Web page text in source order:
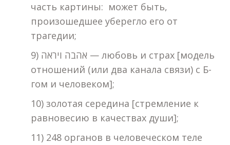
часть картины: может быть,
произошедшее уберегло его от
трагедии;
9) אהבה ויראה — любовь и страх [модель
отношений (или два канала связи) с Б-
гом и человеком];
10) золотая середина [стремление к
равновесию в качествах души];
11) 248 органов в человеческом теле